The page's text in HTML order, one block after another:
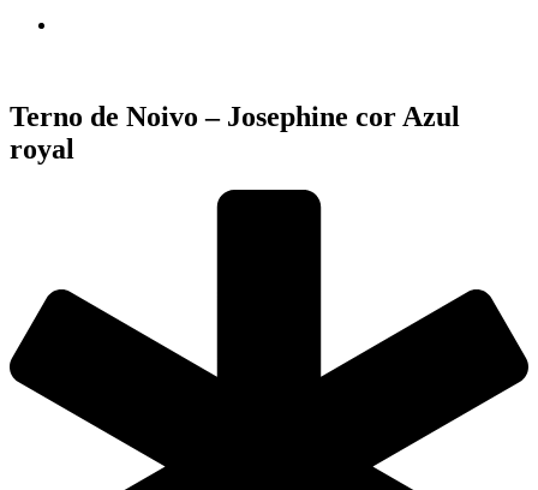
Terno de Noivo – Josephine cor Azul
royal